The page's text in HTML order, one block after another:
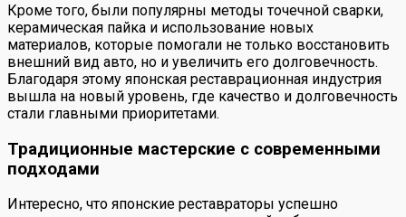
Кроме того, были популярны методы точечной сварки,
керамическая пайка и использование новых
материалов, которые помогали не только восстановить
внешний вид авто, но и увеличить его долговечность.
Благодаря этому японская реставрационная индустрия
вышла на новый уровень, где качество и долговечность
стали главными приоритетами.
Традиционные мастерские с современными
подходами
Интересно, что японские реставраторы успешно